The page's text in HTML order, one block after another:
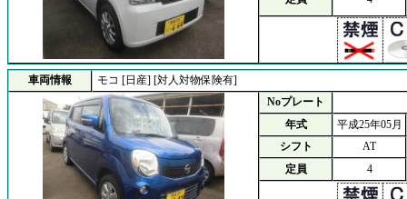
車両情報
モコ [日産] [対人対物保険有]
Noプレート
年式
平成25年05月
シフト
AT
定員
4